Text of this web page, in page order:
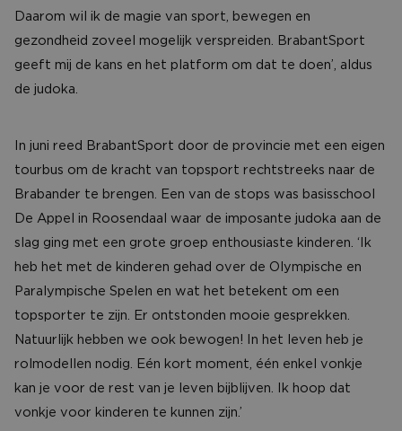
Daarom wil ik de magie van sport, bewegen en
gezondheid zoveel mogelijk verspreiden. BrabantSport
geeft mij de kans en het platform om dat te doen’, aldus
de judoka.
In juni reed BrabantSport door de provincie met een eigen
tourbus om de kracht van topsport rechtstreeks naar de
Brabander te brengen. Een van de stops was basisschool
De Appel in Roosendaal waar de imposante judoka aan de
slag ging met een grote groep enthousiaste kinderen. ‘Ik
heb het met de kinderen gehad over de Olympische en
Paralympische Spelen en wat het betekent om een
topsporter te zijn. Er ontstonden mooie gesprekken.
Natuurlijk hebben we ook bewogen! In het leven heb je
rolmodellen nodig. Eén kort moment, één enkel vonkje
kan je voor de rest van je leven bijblijven. Ik hoop dat
vonkje voor kinderen te kunnen zijn.’